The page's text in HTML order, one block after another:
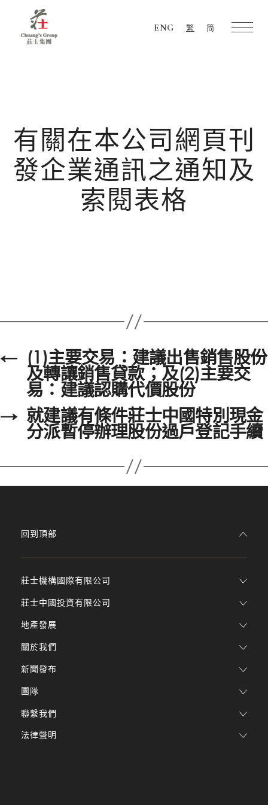
ENG 繁 简
有關在本公司網頁刊
發企業通訊之通知及
索閱表格
← (1)主要交易：建議出售銷售股份
及轉讓銷售貸款；及(2)主要交
易：建議認購代價股份
→ 就建議有條件莊士中國特別現金
分派暫停辦理股份過戶登記手續
莊士機構國際有限公司
莊士中國投資有限公司
地產發展
關於我們
新聞發布
團隊
回到頂部
聯繫我們
法律聲明